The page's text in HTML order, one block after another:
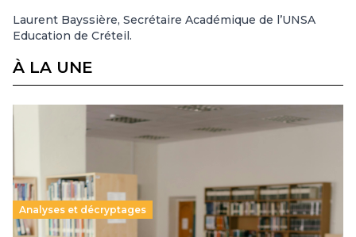
Laurent Bayssière, Secrétaire Académique de l’UNSA
Education de Créteil.
À LA UNE
Analyses et décryptages